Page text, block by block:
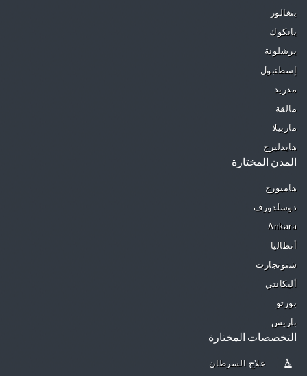
بنغالور
بانكوك
برشلونة
إسطنبول
مدريد
مالقة
ماربيلا
هايدلبرج
المدن المختارة
هامبورج
دوسلدورف
Ankara
أنطاليا
شتوتجارت
أليكانتي
بورتو
باريس
التخصصات المختارة
علاج السرطان